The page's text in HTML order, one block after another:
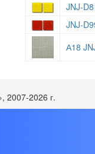
JNJ-
JNJ-
А18
2007-2026 г.